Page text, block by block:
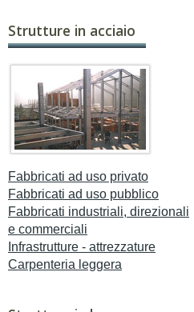
Strutture in acciaio
Fabbricati ad uso privato
Fabbricati ad uso pubblico
Fabbricati industriali, direzionali
e commerciali
Infrastrutture - attrezzature
Carpenteria leggera